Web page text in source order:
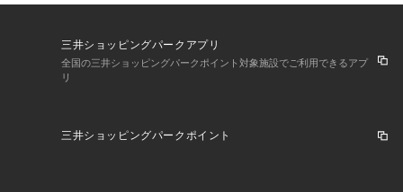
三井ショッピングパークアプリ
全国の三井ショッピングパークポイント対象施設でご利用できるアプ
リ
三井ショッピングパークポイント